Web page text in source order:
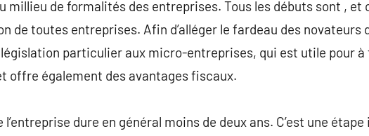
millieu de formalités des entreprises. Tous les débuts sont , et
de toutes entreprises. Afin d’alléger le fardeau des novateurs
particulier aux micro-entreprises, qui est utile pour
offre également des avantages fiscaux.
dure en général moins de deux ans. C’est une